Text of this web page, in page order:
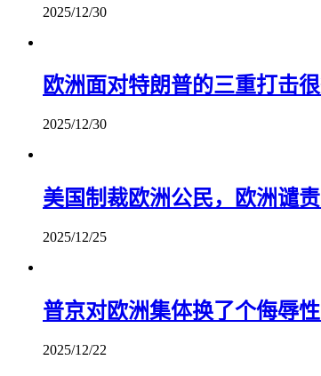
2025/12/30
欧洲面对特朗普的三重打击
2025/12/30
美国制裁欧洲公民，欧洲谴
2025/12/25
普京对欧洲集体换了个侮辱
2025/12/22